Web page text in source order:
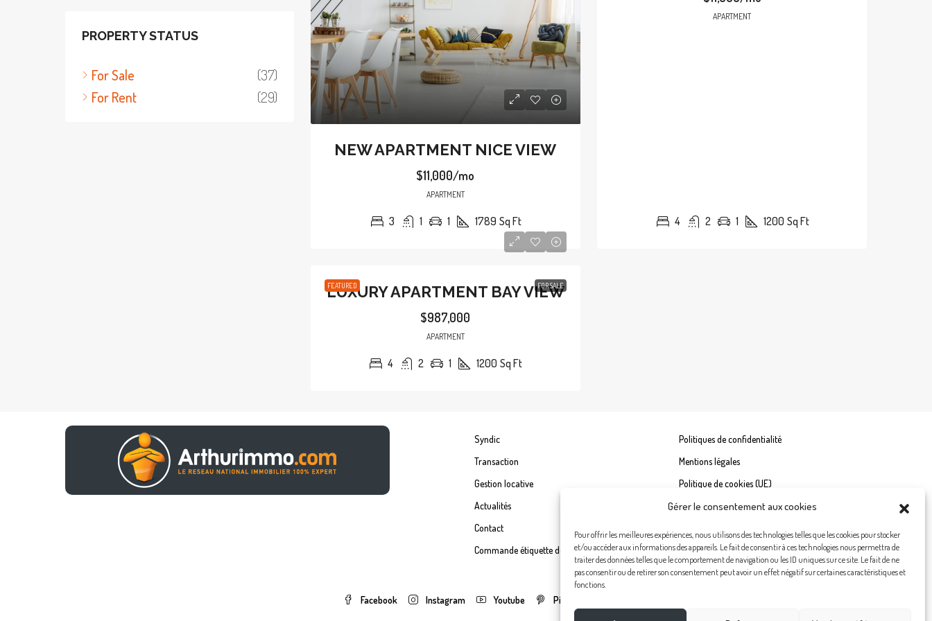
Gérer le consentement aux cookies
Pour offrir les meilleures expériences, nous utilisons des technologies telles que les cookies pour stocker
et/ou accéder aux informations des appareils. Le fait de consentir à ces technologies nous permettra de
traiter des données telles que le comportement de navigation ou les ID uniques sur ce site. Le fait de ne
pas consentir ou de retirer son consentement peut avoir un effet négatif sur certaines caractéristiques et
fonctions.
NEW APARTMENT NICE VIEW
$11,000/mo
APARTMENT
3 1 1 1789 Sq Ft
APARTMENT
4 2 1 1200 Sq Ft
FEATURED FOR SALE
LUXURY APARTMENT BAY VIEW
$987,000
APARTMENT
4 2 1 1200 Sq Ft
PROPERTY STATUS
For Sale
(37)
For Rent
(29)
Syndic
Transaction
Gestion locative
Actualités
Contact
Commande étiquette de boîte à lettre
Politiques de confidentialité
Mentions légales
Politique de cookies (UE)
Facebook Instagram Youtube Pinterest